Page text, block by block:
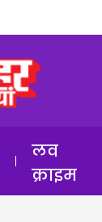
लव
क्राइम